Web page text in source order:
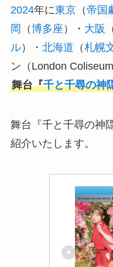
2024年に東京（帝国
岡
（博多座 ）・ 大阪
ル）・ 北海道 （札幌
ン（London
舞台『千と千尋の神
舞台『千と千尋の神
紹介いたします。